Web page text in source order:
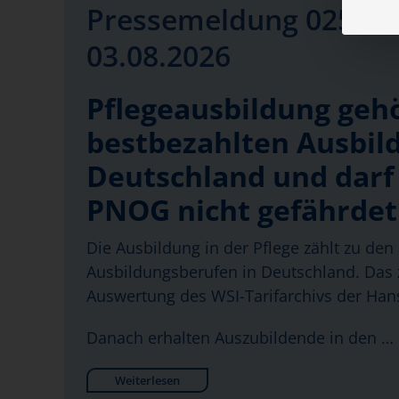
Pressemeldung 025-
03.08.2026
Pflegeausbildung
bestbezahlten
Deutschland und
PNOG nicht
Die Ausbildung in der Pflege zählt zu
Ausbildungsberufen in Deutschland. Das
Auswertung des WSI-Tarifarchivs der
Danach erhalten Auszubildende in den …
Weiterlesen